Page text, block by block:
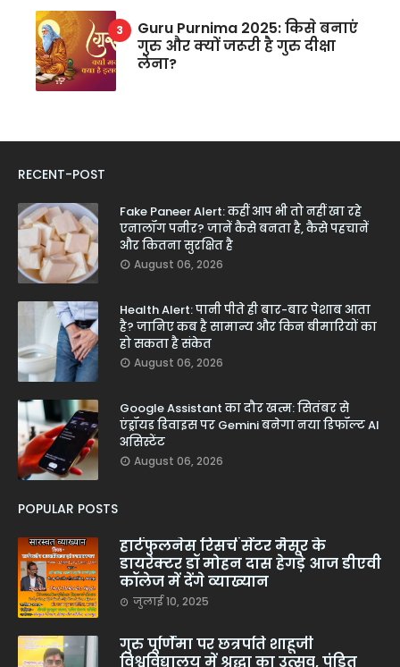
Guru Purnima 2025: किसे बनाएं
गुरु और क्यों जरूरी है गुरु दीक्षा
लेना?
RECENT-POST
Fake Paneer Alert: कहीं आप भी तो नहीं खा रहे
एनालॉग पनीर? जानें कैसे बनता है, कैसे पहचानें
और कितना सुरक्षित है
August 06, 2026
Health Alert: पानी पीते ही बार-बार पेशाब आता
है? जानिए कब है सामान्य और किन बीमारियों का
हो सकता है संकेत
August 06, 2026
Google Assistant का दौर खत्म: सितंबर से
एंड्रॉयड डिवाइस पर Gemini बनेगा नया डिफॉल्ट AI
असिस्टेंट
August 06, 2026
POPULAR POSTS
हार्टफुलनेस रिसर्च सेंटर मैसूर के
डायरेक्टर डॉ मोहन दास हेगड़े आज डीएवी
कॉलेज में देंगे व्याख्यान
जुलाई 10, 2025
गुरु पूर्णिमा पर छत्रपति शाहूजी
विश्वविद्यालय में श्रद्धा का उत्सव, पंडित